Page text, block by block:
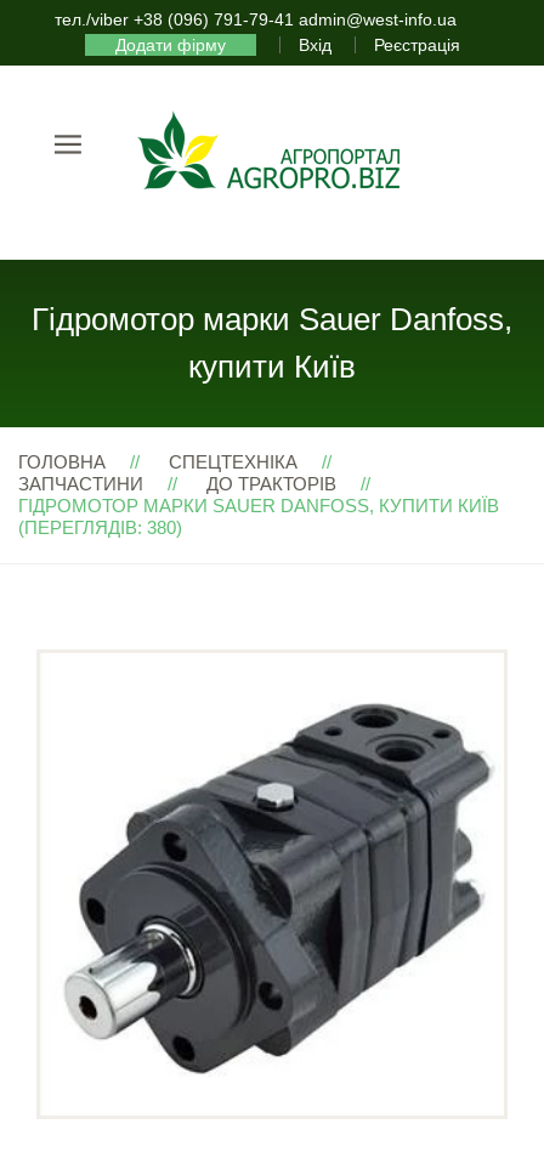
тел./viber +38 (096) 791-79-41 admin@west-info.ua
Додати фірму
Вхід Реєстрація
Гідромотор марки Sauer Danfoss,
купити Київ
ГОЛОВНА
СПЕЦТЕХНІКА
ЗАПЧАСТИНИ
ДО ТРАКТОРІВ
ГІДРОМОТОР МАРКИ SAUER DANFOSS, КУПИТИ КИЇВ
(ПЕРЕГЛЯДІВ: 380)